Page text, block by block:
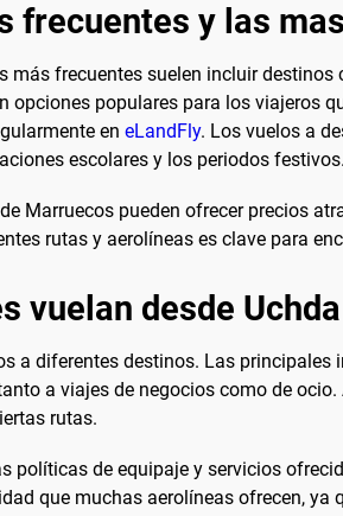
frecuentes y las
más frecuentes suelen incluir
opciones populares para los viajeros
en eLandFly. Los vuelos a
escolares y los periodos festivos.
Marruecos pueden ofrecer precios
rutas y aerolíneas es clave para
vuelan desde Uchda
a diferentes destinos. Las
a viajes de negocios como de ocio.
rutas.
políticas de equipaje y servicios
que muchas aerolíneas ofrecen,